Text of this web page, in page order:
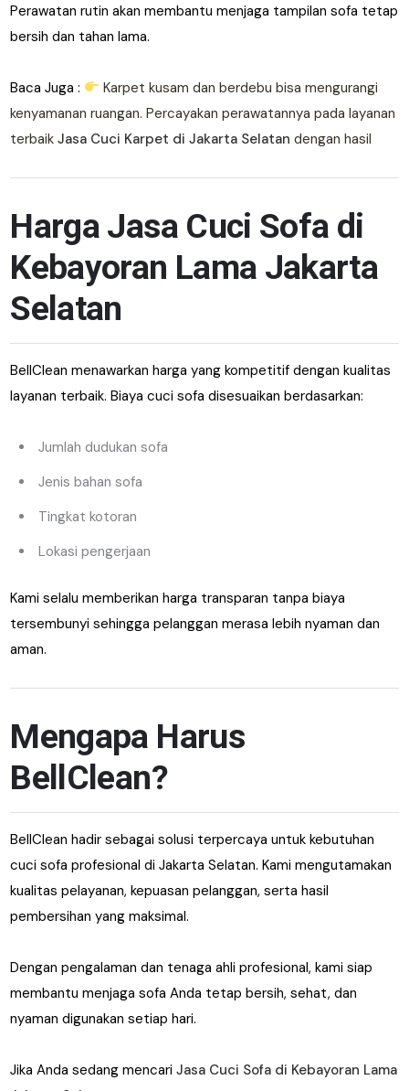
Perawatan rutin akan membantu menjaga tampilan sofa tetap
bersih dan tahan lama.
Baca Juga :
Karpet kusam dan berdebu bisa mengurangi
kenyamanan ruangan. Percayakan perawatannya pada layanan
terbaikJasa Cuci Karpet di Jakarta Selatan dengan hasil
Harga Jasa Cuci Sofa di
Kebayoran Lama Jakarta
Selatan
BellClean menawarkan harga yang kompetitif dengan kualitas
layanan terbaik. Biaya cuci sofa disesuaikan berdasarkan:
Jumlah dudukan sofa
Jenis bahan sofa
Tingkat kotoran
Lokasi pengerjaan
Kami selalu memberikan harga transparan tanpa biaya
tersembunyi sehingga pelanggan merasa lebih nyaman dan
aman.
Mengapa Harus
BellClean?
BellClean hadir sebagai solusi terpercaya untuk kebutuhan
cuci sofa profesional di Jakarta Selatan. Kami mengutamakan
kualitas pelayanan, kepuasan pelanggan, serta hasil
pembersihan yang maksimal.
Dengan pengalaman dan tenaga ahli profesional, kami siap
membantu menjaga sofa Anda tetap bersih, sehat, dan
nyaman digunakan setiap hari.
Jika Anda sedang mencariJasa Cuci Sofa di Kebayoran Lama